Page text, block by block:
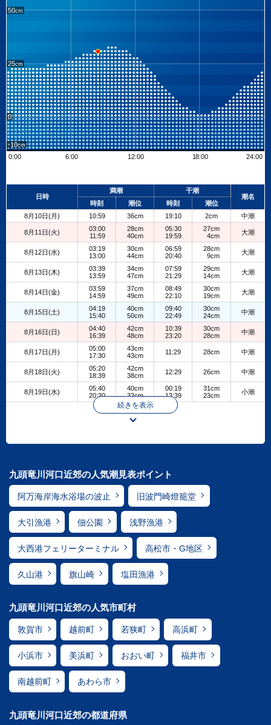
50
25
0
-10
0:00
6:00 12:00 18:00 24:00
+
日時
満潮
干潮
潮名
時刻
潮位 時刻
潮位
8月10日(月)
10:59 36cm 19:10 2cm 中潮
8月11日(火)
03:00
11:59
28cm
40cm
05:30
19:59
27cm
4cm
大潮
8月12日(水)
03:19
13:00
30cm
44cm
06:59
20:40
28cm
9cm
大潮
8月13日(木)
03:39
13:59
34cm
47cm
07:59
21:29
29cm
14cm
大潮
8月14日(金)
03:59
14:59
37cm
49cm
08:49
22:10
30cm
19cm
大潮
8月15日(土)
04:19
15:40
40cm
50cm
09:40
22:49
30cm
24cm
中潮
8月16日(日)
04:40
16:39
42cm
48cm
10:39
23:20
30cm
28cm
中潮
8月17日(月)
05:00
17:30
43cm
43cm
11:29 28cm 中潮
8月18日(火)
05:20
18:39
42cm
38cm
12:29 26cm 中潮
8月19日(水)
05:40
20:20
40cm
32cm
00:19
13:39
31cm
23cm
小潮
続きを表示
九頭竜川河口近郊の人気潮見表ポイント
阿万海岸海水浴場の波止 旧波門崎燈籠堂
大引漁港 佃公園 浅野漁港
大西港フェリーターミナル 高松市・G地区
久山港 旗山崎 塩田漁港
九頭竜川河口近郊の人気市町村
敦賀市 越前町 若狭町 高浜町
小浜市 美浜町 おおい町 福井市
南越前町 あわら市
九頭竜川河口近郊の都道府県